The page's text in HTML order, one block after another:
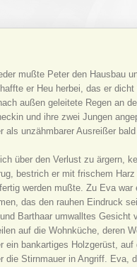
mußte Peter den Hausbau
er Heu herbei, das er
außen geleitete Regen an
und ihre zwei Jungen
als unzähmbarer Ausreißer
über den Verlust zu ärgern,
bestrich er mit frischem
werden mußte. Zu Eva
das den rauhen Eindruck
Barthaar umwalltes
auf die Wohnküche, deren
ein bankartiges Holzgerüst,
die Stirnmauer in Angriff. Eva,